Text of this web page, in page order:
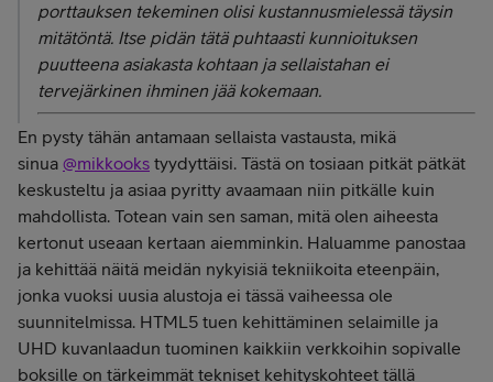
porttauksen tekeminen olisi kustannusmielessä täysin
mitätöntä. Itse pidän tätä puhtaasti kunnioituksen
puutteena asiakasta kohtaan ja sellaistahan ei
tervejärkinen ihminen jää kokemaan.
En pysty tähän antamaan sellaista vastausta, mikä
sinua @mikkooks tyydyttäisi. Tästä on tosiaan pitkät pätkät
keskusteltu ja asiaa pyritty avaamaan niin pitkälle kuin
mahdollista. Totean vain sen saman, mitä olen aiheesta
kertonut useaan kertaan aiemminkin. Haluamme panostaa
ja kehittää näitä meidän nykyisiä tekniikoita eteenpäin,
jonka vuoksi uusia alustoja ei tässä vaiheessa ole
suunnitelmissa. HTML5 tuen kehittäminen selaimille ja
UHD kuvanlaadun tuominen kaikkiin verkkoihin sopivalle
boksille on tärkeimmät tekniset kehityskohteet tällä